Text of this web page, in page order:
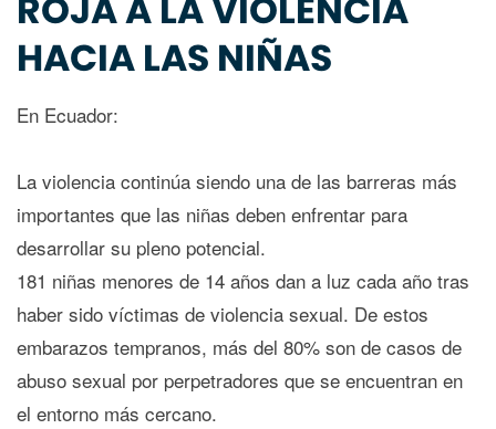
ROJA A LA VIOLENCIA
HACIA LAS NIÑAS
En Ecuador:
La violencia continúa siendo una de las barreras más
importantes que las niñas deben enfrentar para
desarrollar su pleno potencial.
181 niñas menores de 14 años dan a luz cada año tras
haber sido víctimas de violencia sexual. De estos
embarazos tempranos, más del 80% son de casos de
abuso sexual por perpetradores que se encuentran en
el entorno más cercano.